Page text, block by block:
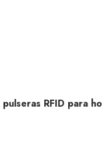
pulseras RFID para